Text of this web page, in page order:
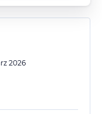
2026